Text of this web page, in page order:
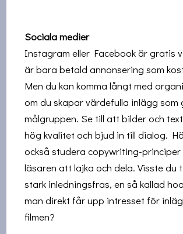
Sociala medier
Instagram eller Facebook är gratis
är bara betald annonsering som
Men du kan komma långt med
om du skapar värdefulla inlägg som
målgruppen. Se till att bilder och
hög kvalitet och bjud in till dialog.
också studera copywriting-
läsaren att lajka och dela. Visste du
stark inledningsfras, en så kallad
man direkt får upp intresset för
filmen?